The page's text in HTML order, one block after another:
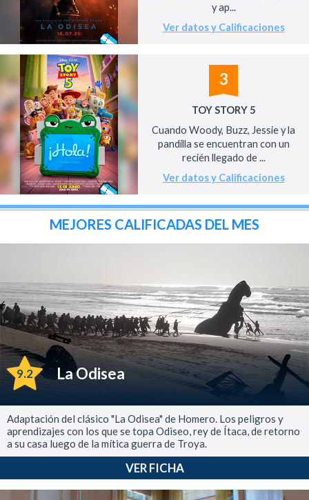
y ap...
Ver datos y Calificaciones
3
TOY STORY 5
Cuando Woody, Buzz, Jessie y la
pandilla se encuentran con un
recién llegado de ...
Ver datos y Calificaciones
MEJORES CALIFICADAS DEL MES
9.2 La Odisea
Adaptación del clásico "La Odisea" de Homero. Los peligros y
aprendizajes con los que se topa Odiseo, rey de Ítaca, de retorno
a su casa luego de la mítica guerra de Troya.
VER FICHA